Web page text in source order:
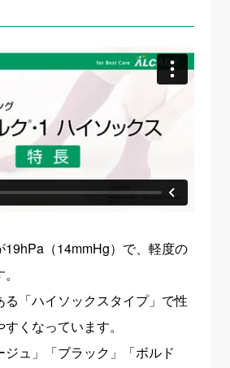
19hPa（14mmHg）で、軽度の
る「ハイソックスタイプ」で性
くなっています。
ジュ」「ブラック」「ボルド